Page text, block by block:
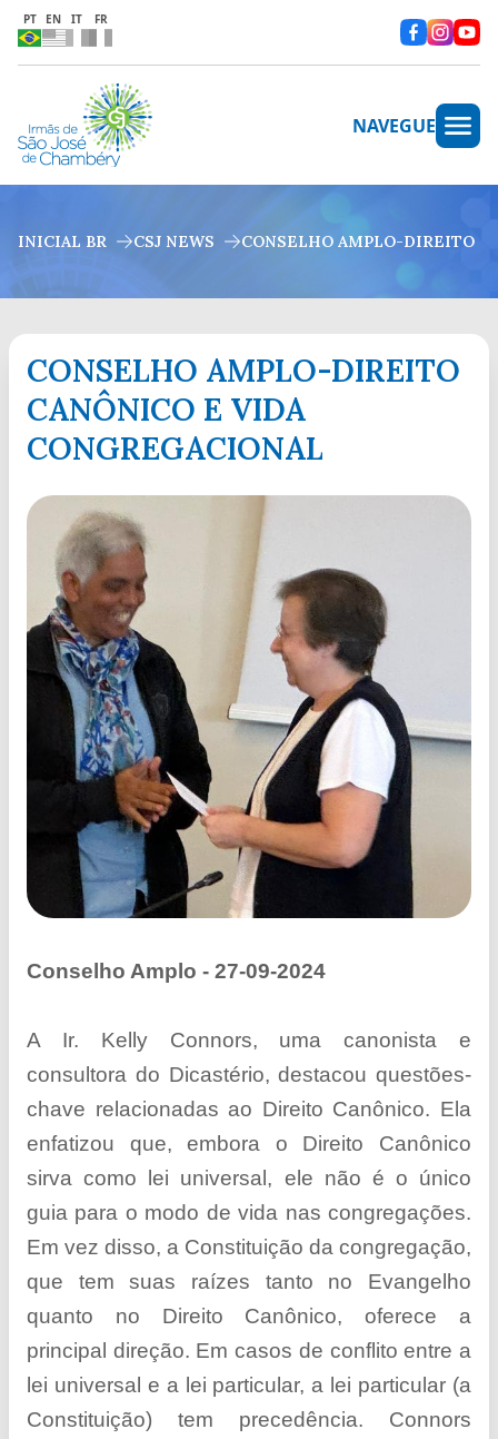
PT EN IT FR
NAVEGUE
INICIAL BR CSJ NEWS CONSELHO AMPLO-DIREITO
CONSELHO AMPLO-DIREITO
CANÔNICO E VIDA
CONGREGACIONAL
Conselho Amplo - 27-09-2024
A Ir. Kelly Connors, uma canonista e
consultora do Dicastério, destacou questões-
chave relacionadas ao Direito Canônico. Ela
enfatizou que, embora o Direito Canônico
sirva como lei universal, ele não é o único
guia para o modo de vida nas congregações.
Em vez disso, a Constituição da congregação,
que tem suas raízes tanto no Evangelho
quanto no Direito Canônico, oferece a
principal direção. Em casos de conflito entre a
lei universal e a lei particular, a lei particular (a
Constituição) tem precedência. Connors